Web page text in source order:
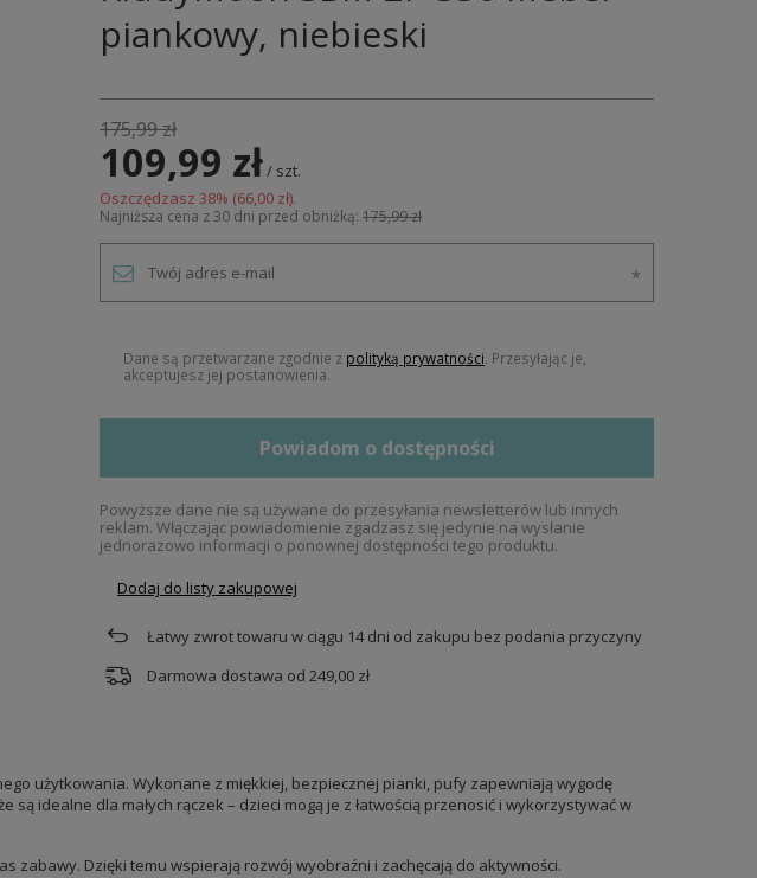
piankowy, niebieski
175,99 zł
109,99 zł/ szt.
Oszczędzasz 38% (66,00 zł).
Najniższa cena z 30 dni przed obniżką: 175,99 zł
Dane są przetwarzane zgodnie z polityką prywatności. Przesyłając je,
akceptujesz jej postanowienia.
Powiadom o dostępności
Powyższe dane nie są używane do przesyłania newsletterów lub innych
reklam. Włączając powiadomienie zgadzasz się jedynie na wysłanie
jednorazowo informacji o ponownej dostępności tego produktu.
Dodaj do listy zakupowej
Łatwy zwrot towaru w ciągu 14dni od zakupu bez podania przyczyny
Darmowa dostawa od 249,00 zł
użytkowania. Wykonane z miękkiej, bezpiecznej pianki, pufy zapewniają wygodę
idealne dla małych rączek – dzieci mogą je z łatwością przenosić i wykorzystywać w
zabawy. Dzięki temu wspierają rozwój wyobraźni i zachęcają do aktywności.